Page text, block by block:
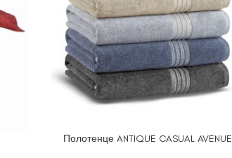
ВЫБЕРИТЕ ПАРАМЕТРЫ
Полотенце ANTIQUE CASUAL AVENUE